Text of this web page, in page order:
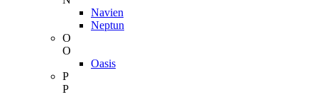
Navien
Neptun
O
O
Oasis
P
P